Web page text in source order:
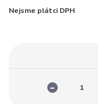
Nejsme plátci DPH